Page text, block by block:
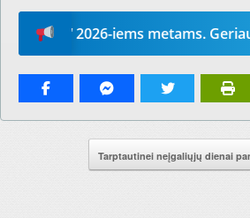
žodį“ 2026-iems metams.
Pranešimo navigacija.Tarptautinei neįgaliųjų dienai